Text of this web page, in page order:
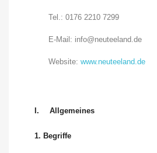
Tel.: 0176 2210 7299
E-Mail: info@neuteeland.de
Website: www.neuteeland.de
I. Allgemeines
1. Begriffe